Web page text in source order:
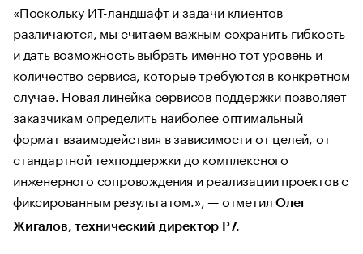
«Поскольку ИТ-ландшафт и задачи клиентов
различаются, мы считаем важным сохранить гибкость
и дать возможность выбрать именно тот уровень и
количество сервиса, которые требуются в конкретном
случае. Новая линейка сервисов поддержки позволяет
заказчикам определить наиболее оптимальный
формат взаимодействия в зависимости от целей, от
стандартной техподдержки до комплексного
инженерного сопровождения и реализации проектов с
фиксированным результатом.», — отметилОлег
Жигалов, технический директор Р7.